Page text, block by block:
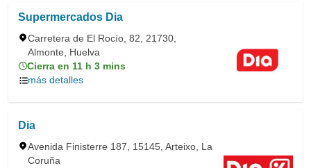
Supermercados Dia
Carretera de El Rocío, 82, 21730,
Almonte, Huelva
Cierra en 11 h 3 mins
más detalles
Dia
Avenida Finisterre 187, 15145, Arteixo, La
Coruña